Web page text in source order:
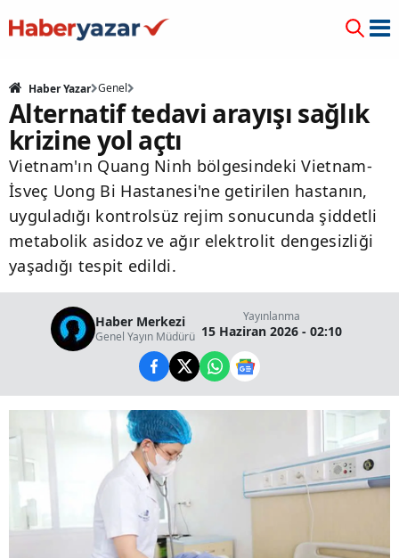
Haber Yazar Genel
Alternatif tedavi arayışı sağlık
krizine yol açtı
Vietnam'ın Quang Ninh bölgesindeki Vietnam-
İsveç Uong Bi Hastanesi'ne getirilen hastanın,
uyguladığı kontrolsüz rejim sonucunda şiddetli
metabolik asidoz ve ağır elektrolit dengesizliği
yaşadığı tespit edildi.
Haber Merkezi
Genel Yayın Müdürü
Yayınlanma
15 Haziran 2026 - 02:10